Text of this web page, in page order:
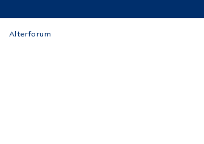
Alterforum